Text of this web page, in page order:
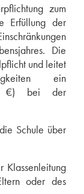
zum
Erfüllung der
Die
und leitet
ein
€) bei der
Schule über
Klassenleitung
oder des